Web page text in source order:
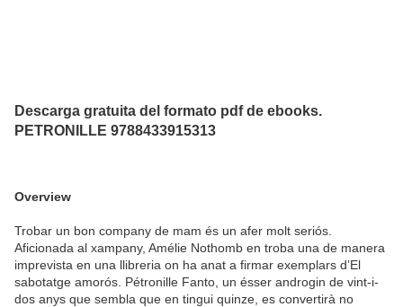
Descarga gratuita del formato pdf de ebooks.
PETRONILLE 9788433915313
Overview
Trobar un bon company de mam és un afer molt seriós.
Aficionada al xampany, Amélie Nothomb en troba una de manera
imprevista en una llibreria on ha anat a firmar exemplars d’El
sabotatge amorós. Pétronille Fanto, un ésser androgin de vint-i-
dos anys que sembla que en tingui quinze, es convertirà no